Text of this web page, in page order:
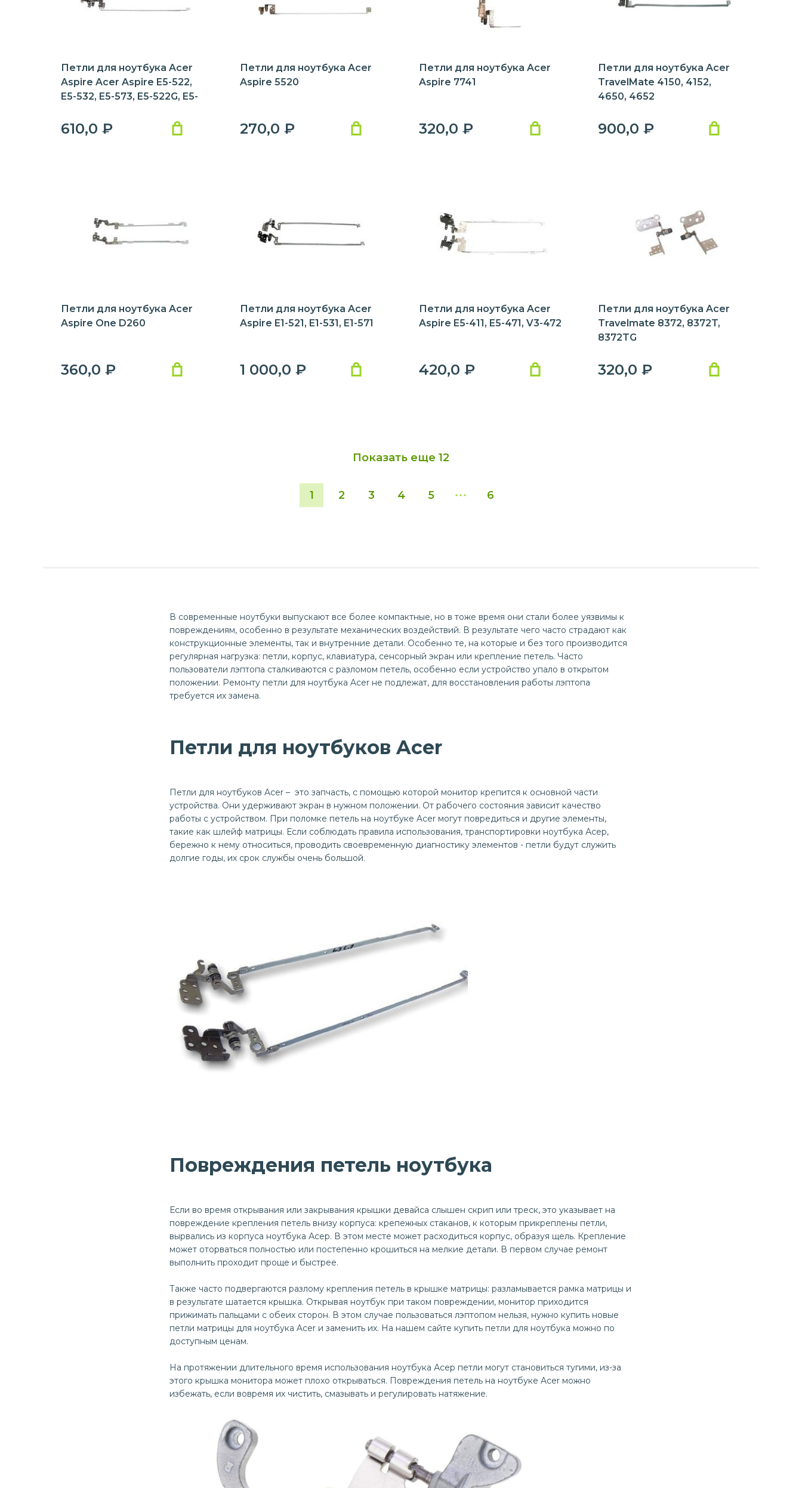
Петли для ноутбука Acer
Aspire Acer Aspire E5-522,
E5-532, E5-573, E5-522G, E5-
610,0 ₽
Петли для ноутбука Acer
Aspire 5520
270,0 ₽
Петли для ноутбука Acer
Aspire 7741
320,0 ₽
Петли для ноутбука Acer
TravelMate 4150, 4152,
4650, 4652
900,0 ₽
Петли для ноутбука Acer
Aspire One D260
360,0 ₽
Петли для ноутбука Acer
Aspire E1-521, E1-531, E1-571
1 000,0 ₽
Петли для ноутбука Acer
Aspire E5-411, E5-471, V3-472
420,0 ₽
Петли для ноутбука Acer
Travelmate 8372, 8372T,
8372TG
320,0 ₽
Показать еще 12
1 2 3 4 5 6
В современные ноутбуки выпускают все более компактные, но в тоже время они стали более уязвимы к
повреждениям, особенно в результате механических воздействий. В результате чего часто страдают как
конструкционные элементы, так и внутренние детали. Особенно те, на которые и без того производится
регулярная нагрузка: петли, корпус, клавиатура, сенсорный экран или крепление петель. Часто
пользователи лэптопа сталкиваются с разломом петель, особенно если устройство упало в открытом
положении. Ремонту петли для ноутбука Acer не подлежат, для восстановления работы лэптопа
требуется их замена.
Петли для ноутбуков Acer
Петли для ноутбуков Acer – это запчасть, с помощью которой монитор крепится к основной части
устройства. Они удерживают экран в нужном положении. От рабочего состояния зависит качество
работы с устройством. При поломке петель на ноутбуке Acer могут повредиться и другие элементы,
такие как шлейф матрицы. Если соблюдать правила использования, транспортировки ноутбука Асер,
бережно к нему относиться, проводить своевременную диагностику элементов - петли будут служить
долгие годы, их срок службы очень большой.
Повреждения петель ноутбука
Если во время открывания или закрывания крышки девайса слышен скрип или треск, это указывает на
повреждение крепления петель внизу корпуса: крепежных стаканов, к которым прикреплены петли,
вырвались из корпуса ноутбука Асер. В этом месте может расходиться корпус, образуя щель. Крепление
может оторваться полностью или постепенно крошиться на мелкие детали. В первом случае ремонт
выполнить проходит проще и быстрее.
Также часто подвергаются разлому крепления петель в крышке матрицы: разламывается рамка матрицы и
в результате шатается крышка. Открывая ноутбук при таком повреждении, монитор приходится
прижимать пальцами с обеих сторон. В этом случае пользоваться лэптопом нельзя, нужно купить новые
петли матрицы для ноутбука Acer и заменить их. На нашем сайте купить петли для ноутбука можно по
доступным ценам.
На протяжении длительного время использования ноутбука Асер петли могут становиться тугими, из-за
этого крышка монитора может плохо открываться. Повреждения петель на ноутбуке Acer можно
избежать, если вовремя их чистить, смазывать и регулировать натяжение.